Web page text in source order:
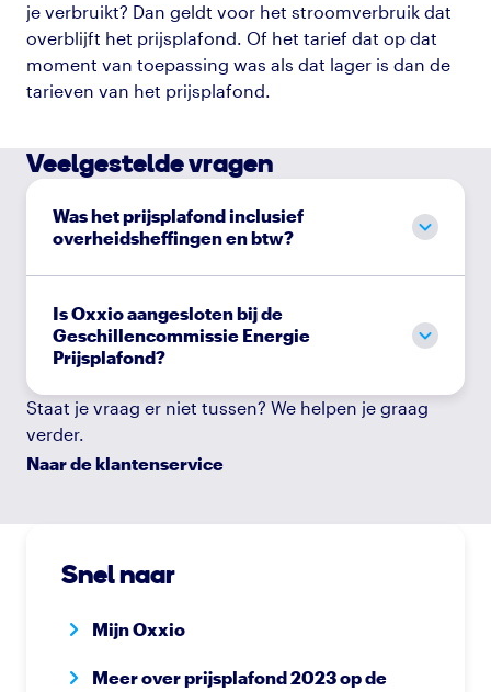
je verbruikt? Dan geldt voor het stroomverbruik dat
overblijft het prijsplafond. Of het tarief dat op dat
moment van toepassing was als dat lager is dan de
tarieven van het prijsplafond.
Veelgestelde vragen
Was het prijsplafond inclusief
overheidsheffingen en btw?
Is Oxxio aangesloten bij de
Geschillencommissie Energie
Prijsplafond?
Staat je vraag er niet tussen? We helpen je graag
verder.
Naar de klantenservice
Snel naar
Mijn Oxxio
Meer over prijsplafond 2023 op de